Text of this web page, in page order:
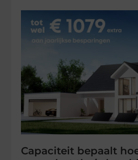
Capaciteit bepaalt